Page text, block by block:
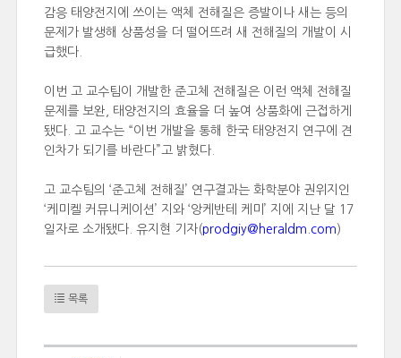
감응 태양전지에 쓰이는 액체 전해질은 증발이나 새는 등의
문제가 발생해 상품성을 더 떨어뜨려 새 전해질의 개발이 시
급했다.
이번 고 교수팀이 개발한 준고체 전해질은 이런 액체 전해질
문제를 보완, 태양전지의 효율을 더 높여 상품화에 근접하게
됐다. 고 교수는 “이번 개발을 통해 한국 태양전지 연구에 견
인차가 되기를 바란다”고 밝혔다.
고 교수팀의 ‘준고체 전해질’ 연구결과는 화학분야 권위지인
‘케미켈 커뮤니케이션’ 지와 ‘앙케반테 케미’ 지에 지난 달 17
일자로 소개됐다. 유지현 기자(prodgiy@heraldm.com )
목록